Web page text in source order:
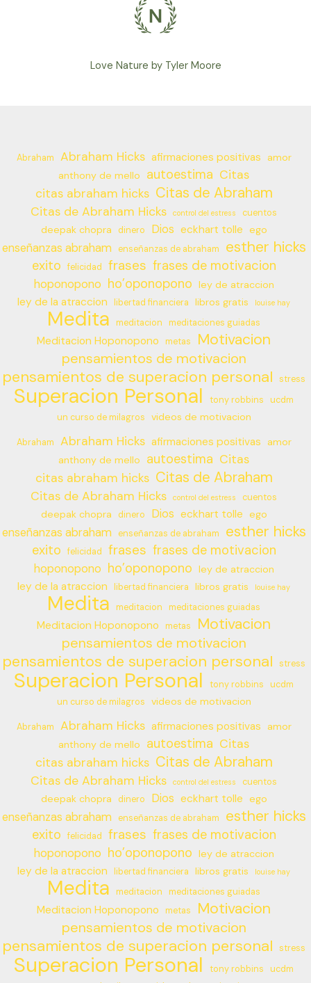
Love Nature by Tyler Moore
Abraham Abraham Hicks afirmaciones positivas
amor
anthony de mello
autoestima Citas
citas abraham hicks Citas de Abraham
Citas de Abraham Hicks control del estress cuentos
deepak chopra dinero Dios eckhart tolle ego
enseñanzas abraham enseñanzas de abraham esther hicks
exito felicidad frases frases de motivacion
hoponopono ho’oponopono ley de atraccion
ley de la atraccion libertad financiera libros gratis louise hay
Medita meditacion meditaciones guiadas
Meditacion Hoponopono metas Motivacion
pensamientos de motivacion
pensamientos de superacion personal stress
Superacion Personal tony robbins
ucdm
un curso de milagros
videos de motivacion
Abraham Abraham Hicks afirmaciones positivas
amor
anthony de mello
autoestima Citas
citas abraham hicks Citas de Abraham
Citas de Abraham Hicks control del estress cuentos
deepak chopra dinero Dios eckhart tolle ego
enseñanzas abraham enseñanzas de abraham esther hicks
exito felicidad frases frases de motivacion
hoponopono ho’oponopono ley de atraccion
ley de la atraccion libertad financiera libros gratis louise hay
Medita meditacion meditaciones guiadas
Meditacion Hoponopono metas Motivacion
pensamientos de motivacion
pensamientos de superacion personal stress
Superacion Personal tony robbins
ucdm
un curso de milagros
videos de motivacion
Abraham Abraham Hicks afirmaciones positivas
amor
anthony de mello
autoestima Citas
citas abraham hicks Citas de Abraham
Citas de Abraham Hicks control del estress cuentos
deepak chopra dinero Dios eckhart tolle ego
enseñanzas abraham enseñanzas de abraham esther hicks
exito felicidad frases frases de motivacion
hoponopono ho’oponopono ley de atraccion
ley de la atraccion libertad financiera libros gratis louise hay
Medita meditacion meditaciones guiadas
Meditacion Hoponopono metas Motivacion
pensamientos de motivacion
pensamientos de superacion personal stress
Superacion Personal tony robbins
ucdm